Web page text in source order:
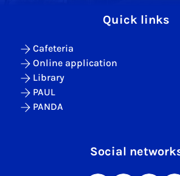
Quick links
Cafeteria
Online application
Library
PAUL
PANDA
Social